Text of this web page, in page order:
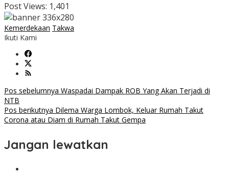
Post Views: 1,401
Kemerdekaan Takwa
Ikuti Kami
Navigasi
pos
Pos sebelumnya Waspadai Dampak ROB Yang Akan Terjadi di
NTB
Pos berikutnya Dilema Warga Lombok, Keluar Rumah Takut
Corona atau Diam di Rumah Takut Gempa
Jangan lewatkan